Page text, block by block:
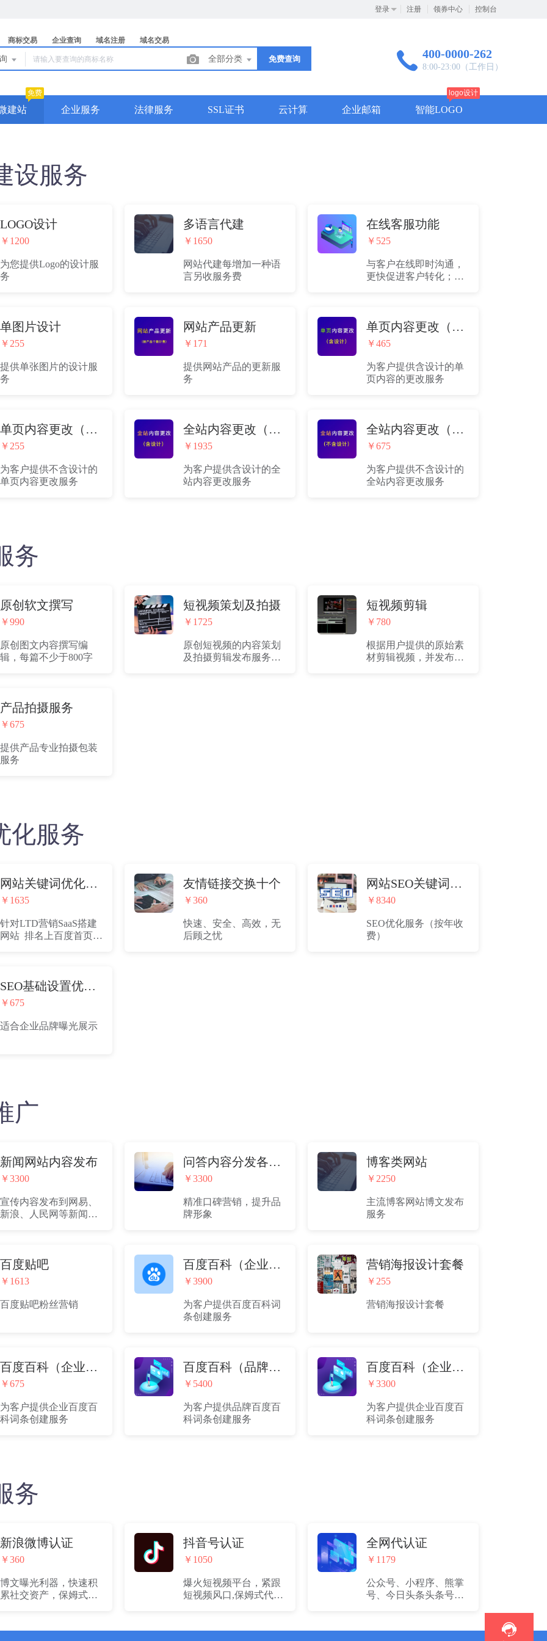
登录 注册 领券中心 控制台
商标交易 企业查询 域名注册 域名交易
全部分类 免费查询 400-0000-262
8:00-23:00（工作日）
建站
免费
企业服务 法律服务 SSL证书 云计算 企业邮箱 智能LOGO
logo设计
设服务
LOGO设计
￥1200
为您提供Logo的设计服
务
多语言代建
￥1650
网站代建每增加一种语
言另收服务费
在线客服功能
￥525
与客户在线即时沟通，
更快促进客户转化；和
单图片设计
￥255
提供单张图片的设计服
务
网站产品更新
￥171
提供网站产品的更新服
务
单页内容更改（含设计）
￥465
为客户提供含设计的单
页内容的更改服务
单页内容更改（不含设计）
￥255
为客户提供不含设计的
单页内容更改服务
全站内容更改（含设计）
￥1935
为客户提供含设计的全
站内容更改服务
全站内容更改（不含设计）
￥675
为客户提供不含设计的
全站内容更改服务
务
原创软文撰写
￥990
原创图文内容撰写编
辑，每篇不少于800字
短视频策划及拍摄
￥1725
原创短视频的内容策划
及拍摄剪辑发布服务（1
短视频剪辑
￥780
根据用户提供的原始素
材剪辑视频，并发布到
产品拍摄服务
￥675
提供产品专业拍摄包装
服务
化服务
网站关键词优化套餐（优惠价低至3折，上首页才计费）
￥1635
针对LTD营销SaaS搭建
网站 排名上百度首页才
友情链接交换十个
￥360
快速、安全、高效，无
后顾之忧
网站SEO关键词优化（按年收费）
￥8340
SEO优化服务（按年收
费）
SEO基础设置优化（适合企业品牌曝光）
￥675
适合企业品牌曝光展示
广
新闻网站内容发布
￥3300
宣传内容发布到网易、
新浪、人民网等新闻平
问答内容分发各平台
￥3300
精准口碑营销，提升品
牌形象
博客类网站
￥2250
主流博客网站博文发布
服务
百度贴吧
￥1613
百度贴吧粉丝营销
百度百科（企业级）
￥3900
为客户提供百度百科词
条创建服务
营销海报设计套餐
￥255
营销海报设计套餐
百度百科（企业基础版）
￥675
为客户提供企业百度百
科词条创建服务
百度百科（品牌级）
￥5400
为客户提供品牌百度百
科词条创建服务
百度百科（企业升级版）
￥3300
为客户提供企业百度百
科词条创建服务
务
新浪微博认证
￥360
博文曝光利器，快速积
累社交资产，保姆式代
决企业自身不熟悉流
抖音号认证
￥1050
爆火短视频平台，紧跟
短视频风口,保姆式代认
企业自身不熟悉流程，
全网代认证
￥1179
公众号、小程序、熊掌
号、今日头条头条号、
收取的认证费）